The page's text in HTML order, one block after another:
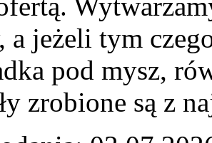
a jeżeli tym
pod mysz,
zrobione są z